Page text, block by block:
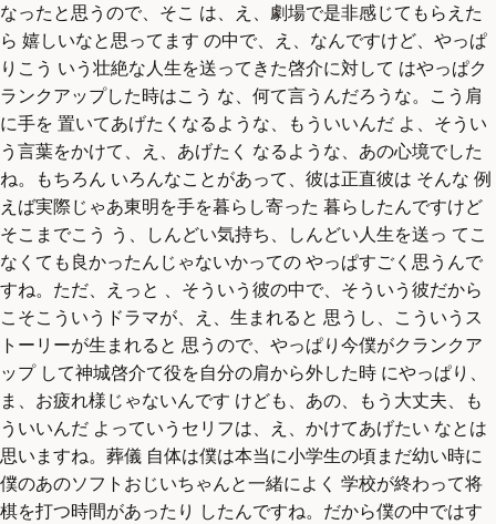
なったと思うので、そこ は、え、劇場で是非感じてもらえた
ら 嬉しいなと思ってます の中で、え、なんですけど、やっぱ
りこう いう壮絶な人生を送ってきた啓介に対して はやっぱク
ランクアップした時はこう な、何て言うんだろうな。こう肩
に手を 置いてあげたくなるような、もういいんだ よ、そうい
う言葉をかけて、え、あげたく なるような、あの心境でした
ね。もちろん いろんなことがあって、彼は正直彼は そんな 例
えば実際じゃあ東明を手を暮らし寄った 暮らしたんですけど
そこまでこう う、しんどい気持ち、しんどい人生を送っ てこ
なくても良かったんじゃないかっての やっぱすごく思うんで
すね。ただ、えっと 、そういう彼の中で、そういう彼だから
こそこういうドラマが、え、生まれると 思うし、こういうス
トーリーが生まれると 思うので、やっぱり今僕がクランクア
ップ して神城啓介て役を自分の肩から外した時 にやっぱり、
ま、お疲れ様じゃないんです けども、あの、もう大丈夫、も
ういいんだ よっていうセリフは、え、かけてあげたい なとは
思いますね。葬儀 自体は僕は本当に小学生の頃まだ幼い時に
僕のあのソフトおじいちゃんと一緒によく 学校が終わって将
棋を打つ時間があったり したんですね。だから僕の中ではす